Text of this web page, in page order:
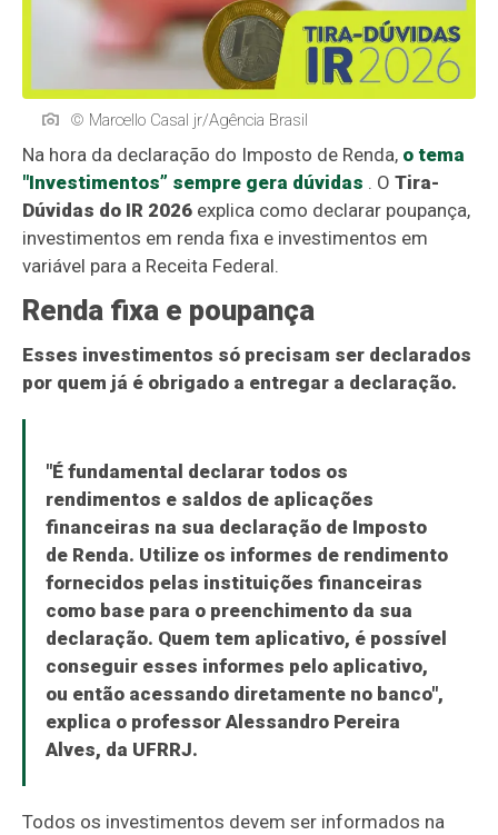
© Marcello Casal jr/Agência Brasil
Na hora da declaração do Imposto de Renda, o tema
"Investimentos” sempre gera dúvidas . OTira-
Dúvidas do IR 2026 explica como declarar poupança,
investimentos em renda fixa e investimentos em
variável para a Receita Federal.
Renda fixa e poupança
Esses investimentos só precisam ser declarados
por quem já é obrigado a entregar a declaração.
"É fundamental declarar todos os
rendimentos e saldos de aplicações
financeiras na sua declaração de Imposto
de Renda. Utilize os informes de rendimento
fornecidos pelas instituições financeiras
como base para o preenchimento da sua
declaração. Quem tem aplicativo, é possível
conseguir esses informes pelo aplicativo,
ou então acessando diretamente no banco",
explica o professor Alessandro Pereira
Alves, da UFRRJ.
Todos os investimentos devem ser informados na